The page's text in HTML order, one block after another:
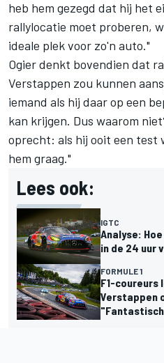
heb hem gezegd dat hij het
rallylocatie moet proberen,
ideale plek voor zo'n auto."
Ogier denkt bovendien dat
Verstappen zou kunnen
iemand als hij daar op een
kan krijgen. Dus waarom
oprecht: als hij ooit een test
hem graag."
Lees ook:
IGTC
Analyse:
in de 24 uur
FORMULE 1
F1-coureurs
Verstappen